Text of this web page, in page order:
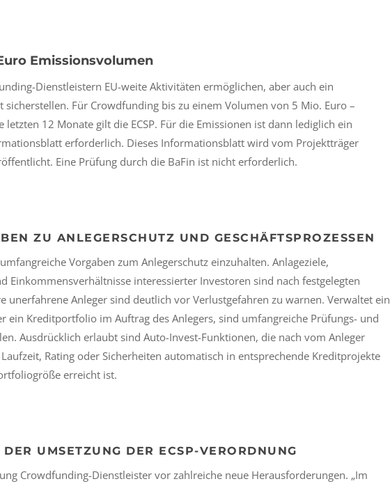
Emissionsvolumen
Dienstleistern EU-weite Aktivitäten ermöglichen, aber auch ein
sicherstellen. Für Crowdfunding bis zu einem Volumen von 5 Mio. Euro –
12 Monate gilt die ECSP. Für die Emissionen ist dann lediglich ein
erforderlich. Dieses Informationsblatt wird vom Projektträger
Eine Prüfung durch die BaFin ist nicht erforderlich.
ZU ANLEGERSCHUTZ UND GESCHÄFTSPROZESSEN
Vorgaben zum Anlegerschutz einzuhalten. Anlageziele,
Einkommensverhältnisse interessierter Investoren sind nach festgelegten
unerfahrene Anleger sind deutlich vor Verlustgefahren zu warnen. Verwaltet ein
ein Kreditportfolio im Auftrag des Anlegers, sind umfangreiche Prüfungs- und
Ausdrücklich erlaubt sind Auto-Invest-Funktionen, die nach vom Anleger
Rating oder Sicherheiten automatisch in entsprechende Kreditprojekte
erreicht ist.
UMSETZUNG DER ECSP-VERORDNUNG
Crowdfunding-Dienstleister vor zahlreiche neue Herausforderungen. „Im